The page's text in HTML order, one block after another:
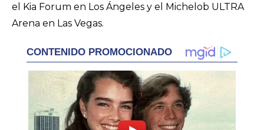
el Kia Forum en Los Ángeles y el Michelob ULTRA
Arena en Las Vegas.